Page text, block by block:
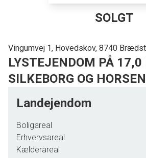
SOLGT
Vingumvej 1, Hovedskov, 8740
LYSTEJENDOM PÅ
SILKEBORG OG
egne søer, skov og agerjord beliggende midt i
landlige omgivelser med et rigt dyreliv. Og så er
jagt på adressen!
Fra ejendommen er der knap 6 km til folkeskole i
Landejendom
Boligareal
Erhvervsareal
Kælderareal